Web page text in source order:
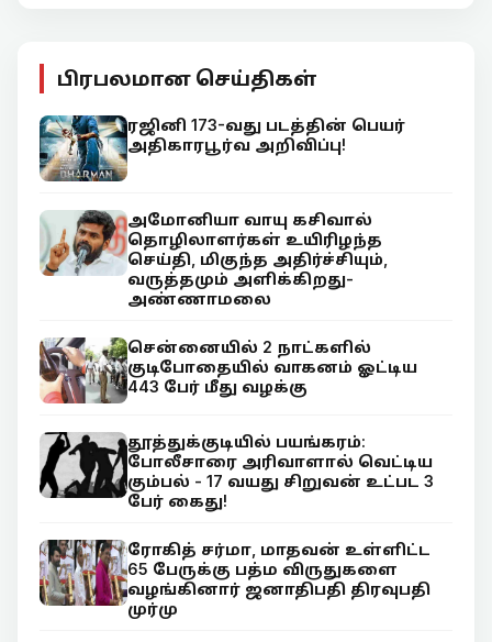
பிரபலமான செய்திகள்
ரஜினி 173-வது படத்தின் பெயர்
அதிகாரபூர்வ அறிவிப்பு!
அமோனியா வாயு கசிவால்
தொழிலாளர்கள் உயிரிழந்த
செய்தி, மிகுந்த அதிர்ச்சியும்,
வருத்தமும் அளிக்கிறது-
அண்ணாமலை
சென்னையில் 2 நாட்களில்
குடிபோதையில் வாகனம் ஓட்டிய
443 பேர் மீது வழக்கு
தூத்துக்குடியில் பயங்கரம்:
போலீசாரை அரிவாளால் வெட்டிய
கும்பல் - 17 வயது சிறுவன் உட்பட 3
பேர் கைது!
ரோகித் சர்மா, மாதவன் உள்ளிட்ட
65 பேருக்கு பத்ம விருதுகளை
வழங்கினார் ஜனாதிபதி திரவுபதி
முர்மு